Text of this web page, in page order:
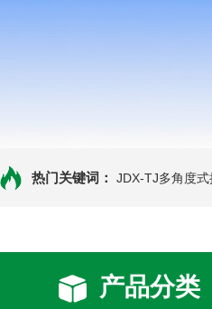
热门关键词： JDX-TJ多角度
产品分类